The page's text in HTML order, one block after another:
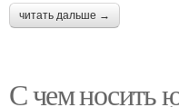
читать дальше →
С чем носить